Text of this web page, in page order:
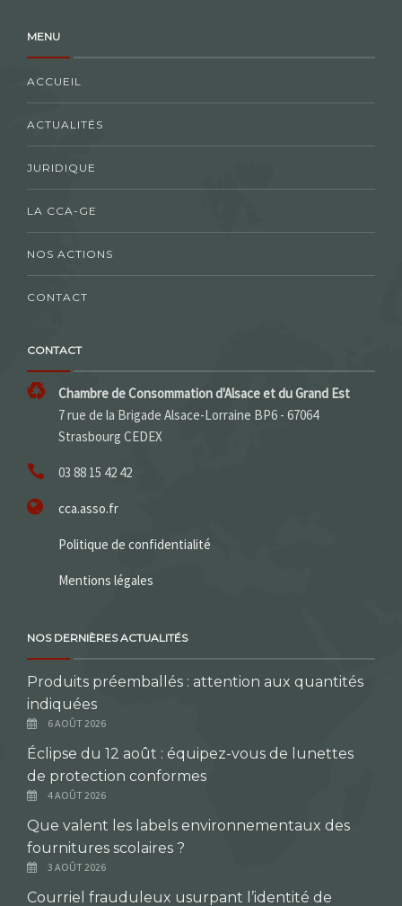
MENU
ACCUEIL
ACTUALITÉS
JURIDIQUE
LA CCA-GE
NOS ACTIONS
CONTACT
CONTACT
Chambre de Consommation d'Alsace et du Grand Est
7 rue de la Brigade Alsace-Lorraine BP6 - 67064
Strasbourg CEDEX
03 88 15 42 42
cca.asso.fr
Politique de confidentialité
Mentions légales
NOS DERNIÈRES ACTUALITÉS
Produits préemballés : attention aux quantités
indiquées
6 AOÛT 2026
Éclipse du 12 août : équipez-vous de lunettes
de protection conformes
4 AOÛT 2026
Que valent les labels environnementaux des
fournitures scolaires ?
3 AOÛT 2026
Courriel frauduleux usurpant l’identité de